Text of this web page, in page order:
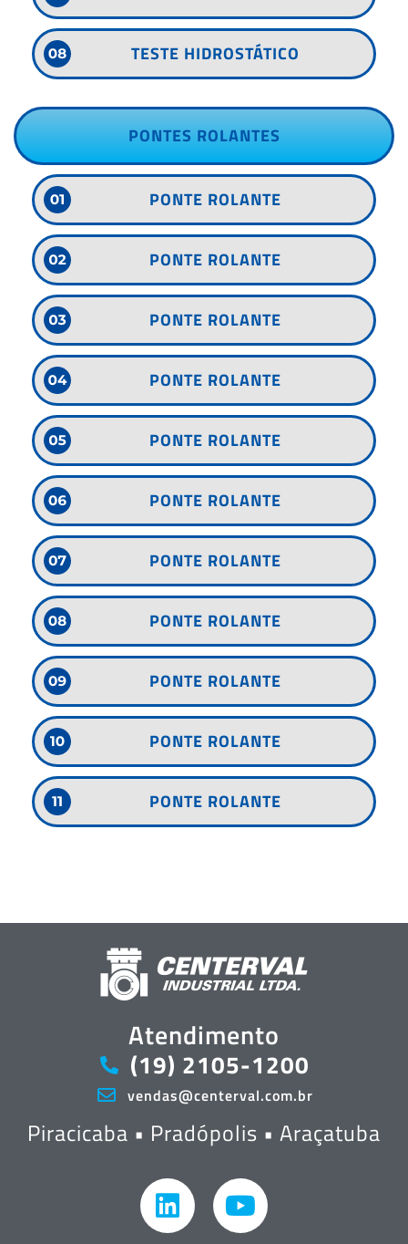
TESTE HIDROSTÁTICO
PONTES ROLANTES
PONTE ROLANTE
PONTE ROLANTE
PONTE ROLANTE
PONTE ROLANTE
PONTE ROLANTE
PONTE ROLANTE
PONTE ROLANTE
PONTE ROLANTE
PONTE ROLANTE
PONTE ROLANTE
PONTE ROLANTE
Atendimento
(19) 2105-1200
vendas@centerval.com.br
Piracicaba • Pradópolis • Araçatuba